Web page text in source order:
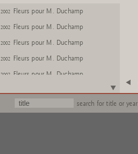
2002 Fleurs pour M. Duchamp
2002 Fleurs pour M. Duchamp
2002 Fleurs pour M. Duchamp
2002 Fleurs pour M. Duchamp
2002 Fleurs pour M. Duchamp
Fleurs pour M. Duchampsearch for title or year